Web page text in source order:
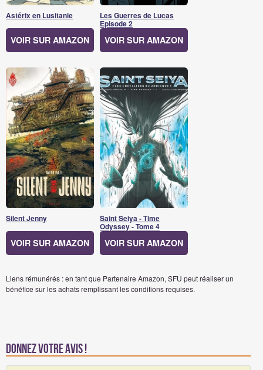
Astérix en Lusitanie
VOIR SUR AMAZON
Les Guerres de Lucas
Episode 2
VOIR SUR AMAZON
Silent Jenny
VOIR SUR AMAZON
Saint Seiya - Time
Odyssey - Tome 4
VOIR SUR AMAZON
Liens rémunérés : en tant que Partenaire Amazon, SFU peut réaliser un
bénéfice sur les achats remplissant les conditions requises.
Donnez votre avis !